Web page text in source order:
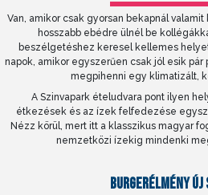
Van, amikor csak gyorsan bekapnál
hosszabb ebédre ülnél be
beszélgetéshez keresel kellemes
napok, amikor egyszerűen csak jól esik
megpihenni egy klimatizált,
A Szinvapark ételudvara pont ilyen
étkezések és az ízek felfedezése
Nézz körül, mert itt a klasszikus magyar
nemzetközi ízekig mindenki
BURGERÉLMÉNY